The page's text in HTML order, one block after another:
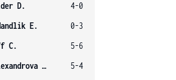
D.
4-0
E.
0-3
C.
5-6
Alexandrova E.
5-4